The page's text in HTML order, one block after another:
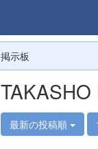
掲示板
TAKASHO
最新の投稿順